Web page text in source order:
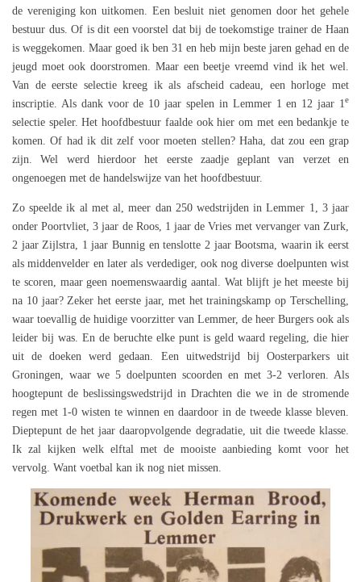
de vereniging kon uitkomen. Een besluit niet genomen door het gehele
bestuur dus. Of is dit een voorstel dat bij de toekomstige trainer de Haan
is weggekomen. Maar goed ik ben 31 en heb mijn beste jaren gehad en de
jeugd moet ook doorstromen. Maar een beetje vreemd vind ik het wel.
Van de eerste selectie kreeg ik als afscheid cadeau, een horloge met
inscriptie. Als dank voor de 10 jaar spelen in Lemmer 1 en 12 jaar 1e
selectie speler. Het hoofdbestuur faalde ook hier om met een bedankje te
komen. Of had ik dit zelf voor moeten stellen? Haha, dat zou een grap
zijn. Wel werd hierdoor het eerste zaadje geplant van verzet en
ongenoegen met de handelswijze van het hoofdbestuur.
Zo speelde ik al met al, meer dan 250 wedstrijden in Lemmer 1, 3 jaar
onder Poortvliet, 3 jaar de Roos, 1 jaar de Vries met vervanger van Zurk,
2 jaar Zijlstra, 1 jaar Bunnig en tenslotte 2 jaar Bootsma, waarin ik eerst
als middenvelder en later als verdediger, ook nog diverse doelpunten wist
te scoren, maar geen noemenswaardig aantal. Wat blijft je het meeste bij
na 10 jaar? Zeker het eerste jaar, met het trainingskamp op Terschelling,
waar toevallig de huidige voorzitter van Lemmer, de heer Burgers ook als
leider bij was. En de beruchte elke punt is geld waard regeling, die hier
uit de doeken werd gedaan. Een uitwedstrijd bij Oosterparkers uit
Groningen, waar we 5 doelpunten scoorden en met 3-2 verloren. Als
hoogtepunt de beslissingswedstrijd in Drachten die we in de stromende
regen met 1-0 wisten te winnen en daardoor in de tweede klasse bleven.
Dieptepunt de het jaar daaropvolgende degradatie, uit die tweede klasse.
Ik zal kijken welk elftal met de mooiste aanbieding komt voor het
vervolg. Want voetbal kan ik nog niet missen.